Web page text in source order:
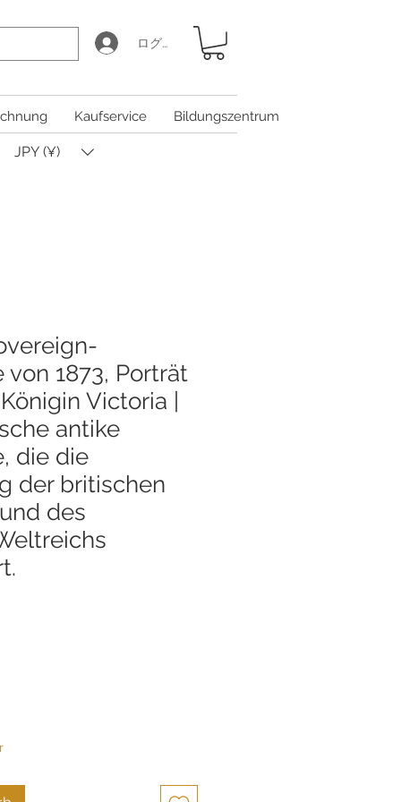
ログイン
Kaufservice Bildungszentrum
JPY (¥)
von 1873, Porträt
Victoria |
antike
die die
der britischen
des